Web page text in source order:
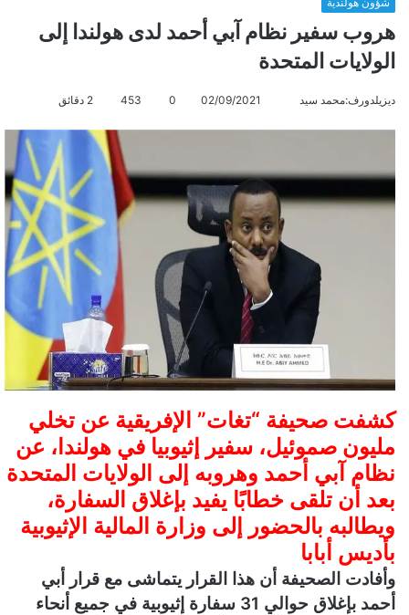
هروب سفير نظام آبي أحمد لدى هولندا إلى
الولايات المتحدة
ديزيلدورف:محمد سيد
ر
ي
ك
ت
ر
ن
ي
ا
02/09/2021
0
453
كشفت صحيفة “تغات” الإفريقية عن تخلي
مليون صموئيل، سفير إثيوبيا في هولندا، عن
نظام آبي أحمد وهروبه إلى الولايات المتحدة
بعد أن تلقى خطابًا يفيد بإغلاق السفارة،
ويطالبه بالحضور إلى وزارة المالية الإثيوبية
بأديس أبابا
وأفادت الصحيفة أن هذا القرار يتماشى مع قرار أبي
أحمد بإغلاق حوالي 31 سفارة إثيوبية في جميع أنحاء